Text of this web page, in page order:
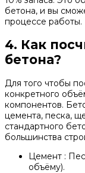
бетона, и вы
процессе работы.
4. Как
бетона?
Для того чтобы
конкретного
компонентов.
цемента, песка,
стандартного
большинства
Цемент :
объёму).